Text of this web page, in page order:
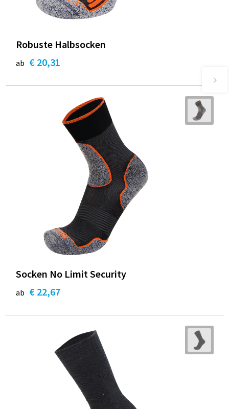
Robuste Halbsocken
ab € 20,31
Socken No Limit Security
ab € 22,67